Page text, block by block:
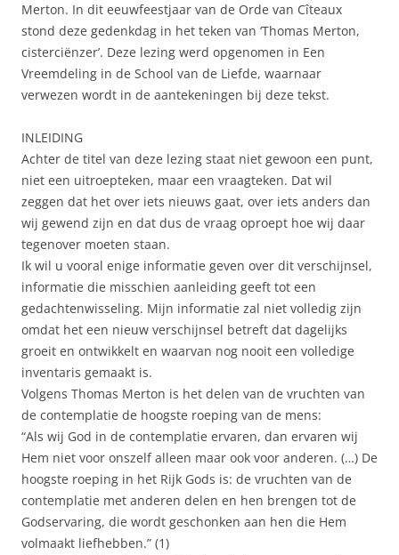
Merton. In dit eeuwfeestjaar van de Orde van Cîteaux
stond deze gedenkdag in het teken van ‘Thomas Merton,
cisterciënzer’. Deze lezing werd opgenomen in Een
Vreemdeling in de School van de Liefde, waarnaar
verwezen wordt in de aantekeningen bij deze tekst.
INLEIDING
Achter de titel van deze lezing staat niet gewoon een punt,
niet een uitroepteken, maar een vraagteken. Dat wil
zeggen dat het over iets nieuws gaat, over iets anders dan
wij gewend zijn en dat dus de vraag oproept hoe wij daar
tegenover moeten staan.
Ik wil u vooral enige informatie geven over dit verschijnsel,
informatie die misschien aanleiding geeft tot een
gedachtenwisseling. Mijn informatie zal niet volledig zijn
omdat het een nieuw verschijnsel betreft dat dagelijks
groeit en ontwikkelt en waarvan nog nooit een volledige
inventaris gemaakt is.
Volgens Thomas Merton is het delen van de vruchten van
de contemplatie de hoogste roeping van de mens:
“Als wij God in de contemplatie ervaren, dan ervaren wij
Hem niet voor onszelf alleen maar ook voor anderen. (…) De
hoogste roeping in het Rijk Gods is: de vruchten van de
contemplatie met anderen delen en hen brengen tot de
Godservaring, die wordt geschonken aan hen die Hem
volmaakt liefhebben.” (1)